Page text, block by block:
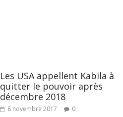
Les USA appellent Kabila à
quitter le pouvoir après
décembre 2018
8 novembre 2017 0